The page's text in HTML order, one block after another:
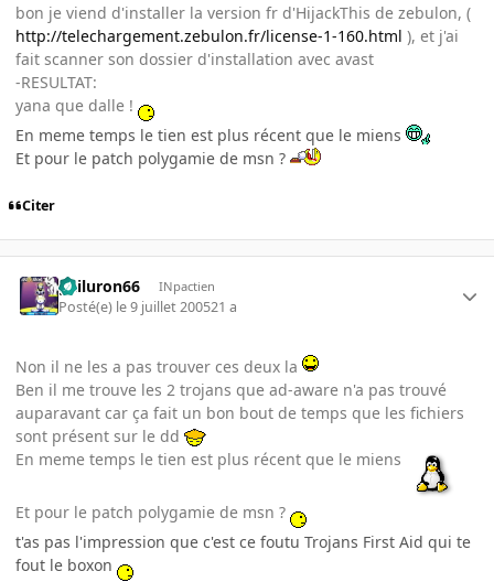
bon je viend d'installer la version fr d'HijackThis de zebulon, (
http://telechargement.zebulon.fr/license-1-160.html ), et j'ai
fait scanner son dossier d'installation avec avast
-RESULTAT:
yana que dalle !
En meme temps le tien est plus récent que le miens
Et pour le patch polygamie de msn ?
Citer
gailuron66 INpactien
Posté(e) le 9 juillet 200521 a
Non il ne les a pas trouver ces deux la
Ben il me trouve les 2 trojans que ad-aware n'a pas trouvé
auparavant car ça fait un bon bout de temps que les fichiers
sont présent sur le dd
En meme temps le tien est plus récent que le miens
Et pour le patch polygamie de msn ?
t'as pas l'impression que c'est ce foutu Trojans First Aid qui te
fout le boxon